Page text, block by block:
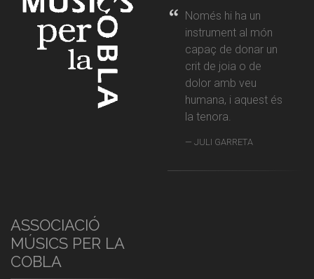
Només hi ha un
instrument al món
capaç de donar un
crit de joia o de
dolor amb veu
humana, i aquest és
la tenora.
JULI GARRETA
ASSOCIACIÓ
MÚSICS PER LA
COBLA